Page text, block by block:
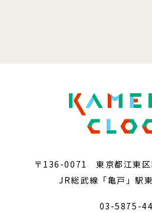
〒136-0071 東京都江東区
JR総武線「亀戸」駅
03-5875-